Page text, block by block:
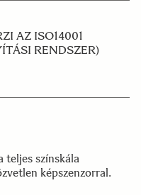
AZ ISO14001
RENDSZER)
teljes színskála
képszenzorral.